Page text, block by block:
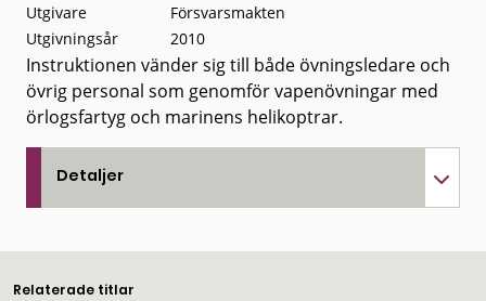
Utgivare
Försvarsmakten
Utgivningsår
2010
Instruktionen vänder sig till både övningsledare och
övrig personal som genomför vapenövningar med
örlogsfartyg och marinens helikoptrar.
Detaljer
Relaterade titlar